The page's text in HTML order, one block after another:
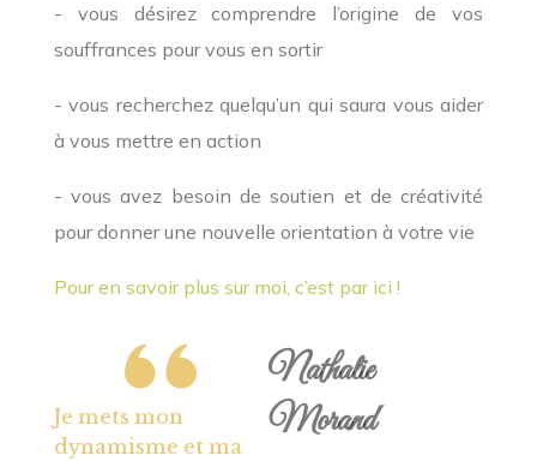
- vous désirez comprendre l’origine de vos
souffrances pour vous en sortir
- vous recherchez quelqu’un qui saura vous aider
à vous mettre en action
- vous avez besoin de soutien et de créativité
pour donner une nouvelle orientation à votre vie
Pour en savoir plus sur moi, c’est par ici !
Je mets mon
dynamisme et ma
Nathalie
Morand